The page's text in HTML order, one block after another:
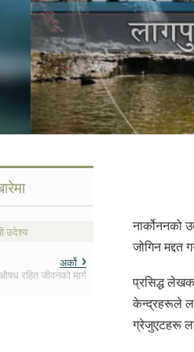
नार्कोननको
जोगिन मद्दत
प्रसिद्ध लेखक
केन्द्रहरूले
ग्रेजुएटहरू
उदेश्य
अर्को
रहित जीवनको मार्ग